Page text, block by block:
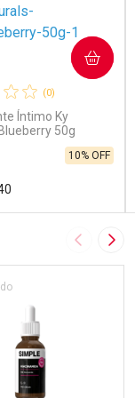
(0)
Íntimo Ky
50g
10% OFF
COMPRAR
Imagem